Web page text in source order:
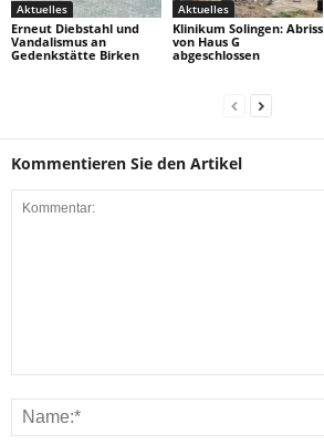
Aktuelles
Erneut Diebstahl und
Vandalismus an
Gedenkstätte Birken
Aktuelles
Klinikum Solingen: Abriss
von Haus G
abgeschlossen
Kommentieren Sie den Artikel